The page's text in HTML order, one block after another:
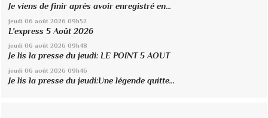
Je viens de finir après avoir enregistré en...
jeudi 06 août 2026 09h52
L'express 5 Août 2026
jeudi 06 août 2026 09h48
Je lis la presse du jeudi: LE POINT 5 AOUT
jeudi 06 août 2026 09h46
Je lis la presse du jeudi:Une légende quitte...